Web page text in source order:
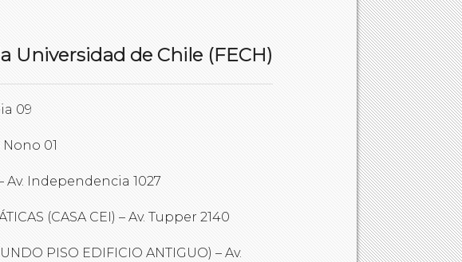
Universidad de Chile (FECH)
09
Nono 01
Av. Independencia 1027
(CASA CEI) – Av. Tupper 2140
PISO EDIFICIO ANTIGUO) – Av.